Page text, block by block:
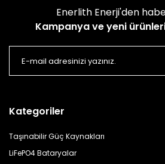
Enerlith Enerji'den
Kampanya ve yeni
Kategoriler
Taşınabilir Güç Kaynakları
LiFePO4 Bataryalar